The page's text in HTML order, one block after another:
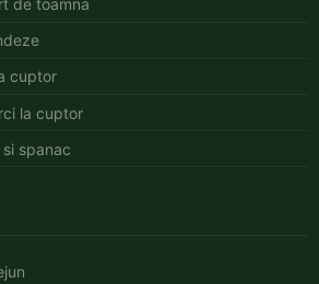
de toamna
cuptor
la cuptor
spanac